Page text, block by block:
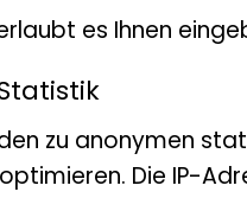
es Ihnen
zu anonymen
Die IP-